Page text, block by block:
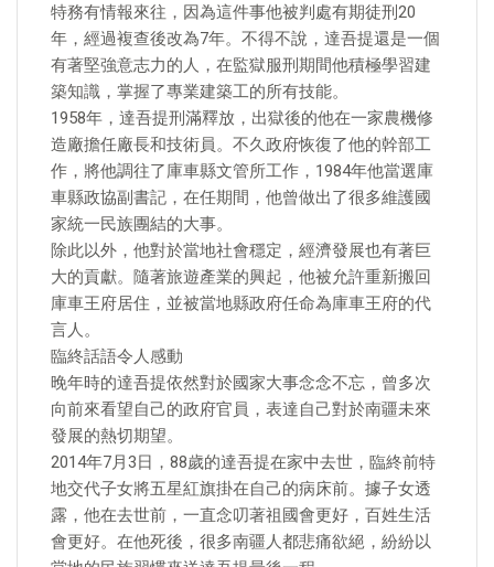
特務有情報來往，因為這件事他被判處有期徒刑20
年，經過複查後改為7年。不得不說，達吾提還是一個
有著堅強意志力的人，在監獄服刑期間他積極學習建
築知識，掌握了專業建築工的所有技能。
1958年，達吾提刑滿釋放，出獄後的他在一家農機修
造廠擔任廠長和技術員。不久政府恢復了他的幹部工
作，將他調往了庫車縣文管所工作，1984年他當選庫
車縣政協副書記，在任期間，他曾做出了很多維護國
家統一民族團結的大事。
除此以外，他對於當地社會穩定，經濟發展也有著巨
大的貢獻。隨著旅遊產業的興起，他被允許重新搬回
庫車王府居住，並被當地縣政府任命為庫車王府的代
言人。
臨終話語令人感動
晚年時的達吾提依然對於國家大事念念不忘，曾多次
向前來看望自己的政府官員，表達自己對於南疆未來
發展的熱切期望。
2014年7月3日，88歲的達吾提在家中去世，臨終前特
地交代子女將五星紅旗掛在自己的病床前。據子女透
露，他在去世前，一直念叨著祖國會更好，百姓生活
會更好。在他死後，很多南疆人都悲痛欲絕，紛紛以